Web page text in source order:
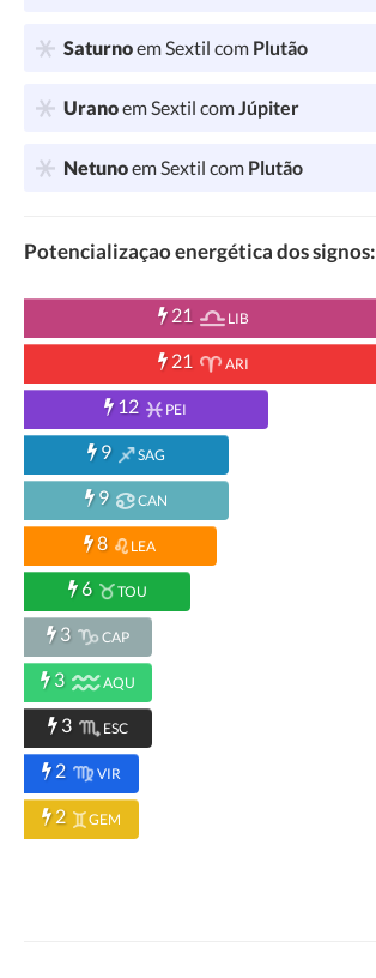
Saturnoem Sextil com Plutão
Uranoem Sextil comJúpiter
Netunoem Sextil com Plutão
Potencializaçao energética dos signos:
21 LIB
21 ARI
12 PEI
9 SAG
9 CAN
8 LEA
6 TOU
3 CAP
3 AQU
3 ESC
2 VIR
2 GEM